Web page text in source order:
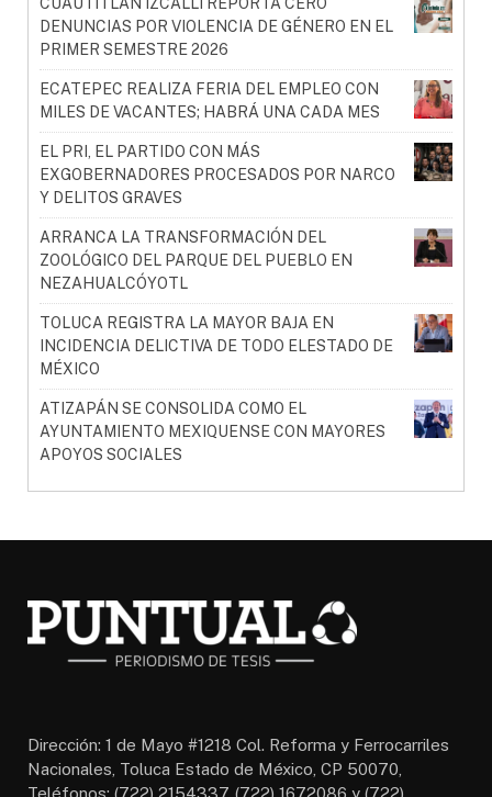
DENUNCIAS POR VIOLENCIA DE GÉNERO EN EL
PRIMER SEMESTRE 2026
ECATEPEC REALIZA FERIA DEL EMPLEO CON
MILES DE VACANTES; HABRÁ UNA CADA MES
EL PRI, EL PARTIDO CON MÁS
EXGOBERNADORES PROCESADOS POR NARCO
Y DELITOS GRAVES
ARRANCA LA TRANSFORMACIÓN DEL
ZOOLÓGICO DEL PARQUE DEL PUEBLO EN
NEZAHUALCÓYOTL
TOLUCA REGISTRA LA MAYOR BAJA EN
INCIDENCIA DELICTIVA DE TODO ELESTADO DE
MÉXICO
ATIZAPÁN SE CONSOLIDA COMO EL
AYUNTAMIENTO MEXIQUENSE CON MAYORES
APOYOS SOCIALES
Dirección: 1 de Mayo #1218 Col. Reforma y Ferrocarriles
Nacionales, Toluca Estado de México, CP 50070,
Teléfonos: (722) 2154337, (722) 1672086 y (722)